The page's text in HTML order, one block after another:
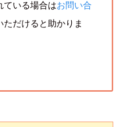
いる場合はお問い合
ただけると助かりま